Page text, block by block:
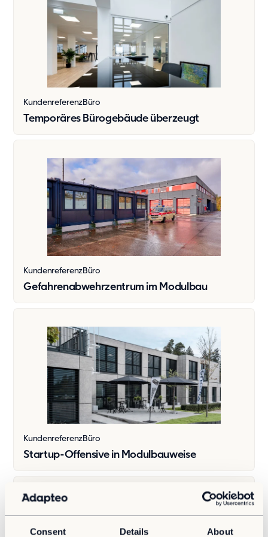
Consent Details About
Kultur und Möglichkeiten
Offene Stellen
Temporäres Bürogebäude überzeugt
KundenreferenzBüro
Gefahrenabwehrzentrum im Modulbau
KundenreferenzBüro
Startup-Offensive in Modulbauweise
KundenreferenzBüro